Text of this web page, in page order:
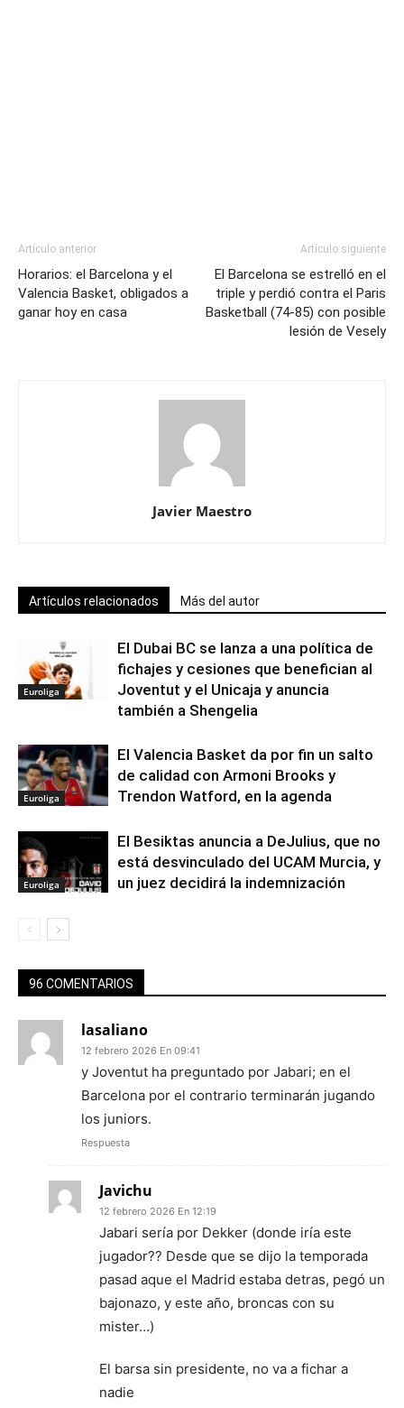
Artículo anterior
Horarios: el Barcelona y el
Valencia Basket, obligados a
ganar hoy en casa
Artículo siguiente
El Barcelona se estrelló en el
triple y perdió contra el Paris
Basketball (74-85) con posible
lesión de Vesely
Javier Maestro
Artículos relacionados Más del autor
Euroliga
El Dubai BC se lanza a una política de
fichajes y cesiones que benefician al
Joventut y el Unicaja y anuncia
también a Shengelia
Euroliga
El Valencia Basket da por fin un salto
de calidad con Armoni Brooks y
Trendon Watford, en la agenda
Euroliga
El Besiktas anuncia a DeJulius, que no
está desvinculado del UCAM Murcia, y
un juez decidirá la indemnización
96 COMENTARIOS
lasaliano
12 febrero 2026 En 09:41
y Joventut ha preguntado por Jabari; en el
Barcelona por el contrario terminarán jugando
los juniors.
Respuesta
Javichu
12 febrero 2026 En 12:19
Jabari sería por Dekker (donde iría este
jugador?? Desde que se dijo la temporada
pasad aque el Madrid estaba detras, pegó un
bajonazo, y este año, broncas con su
mister…)
El barsa sin presidente, no va a fichar a
nadie